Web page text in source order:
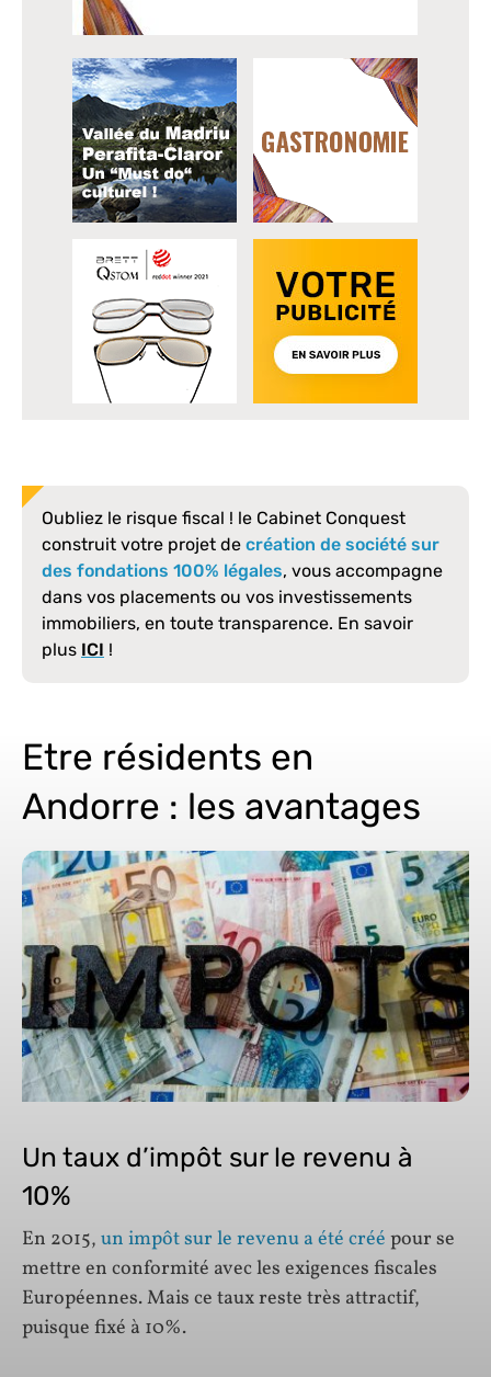
Oubliez le risque fiscal ! le Cabinet Conquest
construit votre projet de création de société sur
des fondations 100% légales, vous accompagne
dans vos placements ou vos investissements
immobiliers, en toute transparence. En savoir
plus ICI !
Etre résidents en
Andorre : les avantages
Un taux d’impôt sur le revenu à
10%
En 2015, un impôt sur le revenu a été créé pour se
mettre en conformité avec les exigences fiscales
Européennes. Mais ce taux reste très attractif,
puisque fixé à 10%.